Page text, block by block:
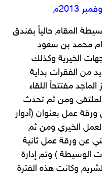
المقام حالياً بفندق
محمد بن سعود
الخيرية وكذلك
من الفقرات بداية
مفتتحاً اللقاء
ومن ثم تحدث
ورقة عمل بعنوان (أدوار
الخيري ومن ثم
عن ورقة عمل ثانية
الوسيطة ) وتم إدارة
وكانت هذه الفترة